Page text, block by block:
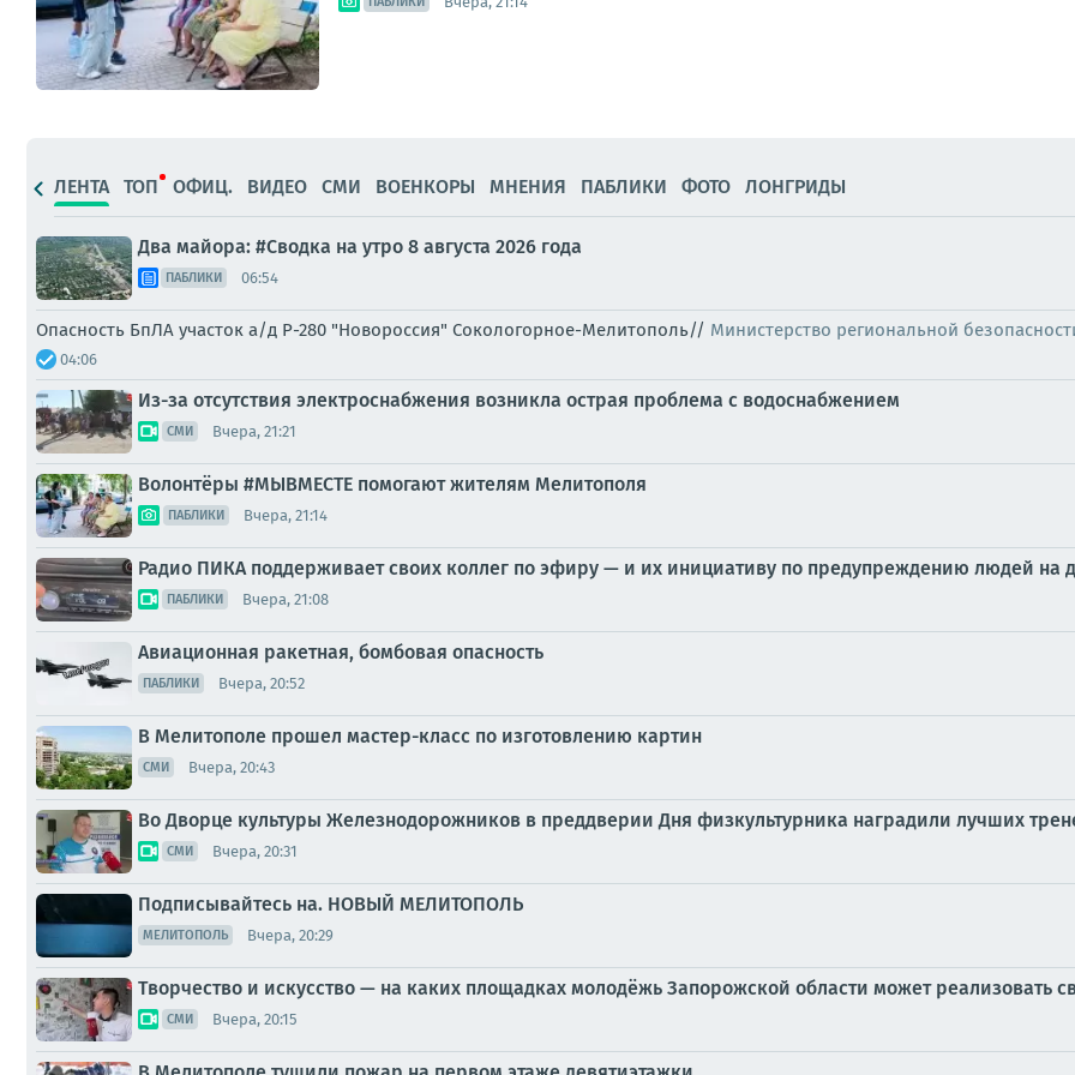
ЛЕНТА ТОП ОФИЦ. ВИДЕО СМИ ВОЕНКОРЫ МНЕНИЯ ПАБЛИКИ ФОТО ЛОНГРИДЫ
Два майора: #Сводка на утро 8 августа 2026 года
ПАБЛИКИ 06:54
Опасность БпЛА участок а/д Р-280 "Новороссия" Сокологорное-Мелитополь// Министерство региональной
04:06
Из-за отсутствия электроснабжения возникла острая проблема с водоснабжением
СМИ Вчера, 21:21
Волонтёры #МЫВМЕСТЕ помогают жителям Мелитополя
ПАБЛИКИ Вчера, 21:14
Радио ПИКА поддерживает своих коллег по эфиру — и их инициативу по предупреждению людей на
ПАБЛИКИ Вчера, 21:08
Авиационная ракетная, бомбовая опасность
ПАБЛИКИ Вчера, 20:52
В Мелитополе прошел мастер-класс по изготовлению картин
СМИ Вчера, 20:43
Во Дворце культуры Железнодорожников в преддверии Дня физкультурника наградили лучших
СМИ Вчера, 20:31
Подписывайтесь на. НОВЫЙ МЕЛИТОПОЛЬ
МЕЛИТОПОЛЬ Вчера, 20:29
Творчество и искусство — на каких площадках молодёжь Запорожской области может реализовать
СМИ Вчера, 20:15